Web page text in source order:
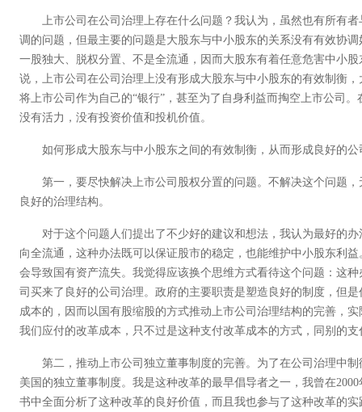
上市公司在公司治理上存在什么问题？我认为，虽然也有所有者
调的问题，但最主要的问题是大股东与中小股东的关系没有有效协
一股独大、脱权分置、不是全流通，因而大股东有着任意危害中小
说，上市公司在公司治理上没有形成大股东与中小股东的有效制衡
将上市公司作为自己的“银行”，甚至为了自身利益而掏空上市公司
没有活力，没有投资价值和投机价值。
如何形成大股东与中小股东之间的有效制衡，从而形成良好的公
第一，要尽快解决上市公司股权分置的问题。不解决这个问题，
良好的治理结构。
对于这个问题人们提出了不少好的建议和想法，我认为最好的办
向全流通，这种办法既可以保证股市的稳定，也能维护中小股东利
会导致国有资产流失。我觉得应该换个思维方式看待这个问题：这
司买来了良好的公司治理。政府的主要职责是塑造良好的制度，但
成本的，因而以国有股缩股的方式推动上市公司治理结构的完善，
我们应付的改革成本，只不过是这种支付改革成本的方式，同别的
第二，推动上市公司独立董事制度的完善。为了在公司治理中制
美国的独立董事制度。我是这种改革的最早倡导者之一，我曾在
书中全面分析了这种改革的良好价值，而且我也参与了这种改革的